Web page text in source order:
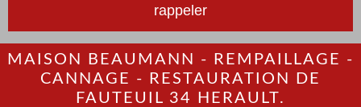
MAISON BEAUMANN - REMPAILLAGE -
CANNAGE - RESTAURATION DE
FAUTEUIL 34 HERAULT.